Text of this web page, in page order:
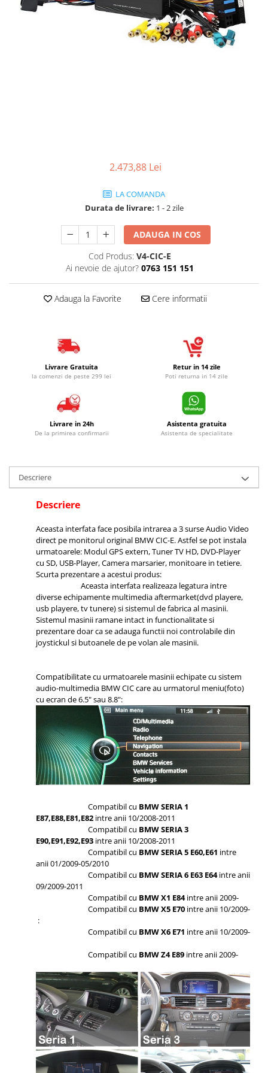
Rame adaptoare
2.473,88 Lei
LA COMANDA
Durata de livrare: 1 - 2 zile
ADAUGA IN COS
Cod Produs: V4-CIC-E
Ai nevoie de ajutor? 0763 151 151
Adauga la Favorite Cere informatii
Livrare Gratuita
la comenzi de peste 299 lei
Retur in 14 zile
Poti returna in 14 zile
Livrare in 24h
De la primirea confirmarii
Asistenta gratuita
Asistenta de specialitate
Descriere
Descriere
Aceasta interfata face posibila intrarea a 3 surse Audio Video
direct pe monitorul original BMW CIC-E. Astfel se pot instala
urmatoarele: Modul GPS extern, Tuner TV HD, DVD-Player
cu SD, USB-Player, Camera marsarier, monitoare in tetiere.
Scurta prezentare a acestui produs:
Aceasta interfata realizeaza legatura intre
diverse echipamente multimedia aftermarket(dvd playere,
usb playere, tv tunere) si sistemul de fabrica al masinii.
Sistemul masinii ramane intact in functionalitate si
prezentare doar ca se adauga functii noi controlabile din
joystickul si butoanele de pe volan ale masinii.
Compatibilitate cu urmatoarele masinii echipate cu sistem
audio-multimedia BMW CIC care au urmatorul meniu(foto)
cu ecran de 6.5" sau 8.8":
Compatibil cu BMW SERIA 1
E87,E88,E81,E82 intre anii 10/2008-2011
Compatibil cu BMW SERIA 3
E90,E91,E92,E93 intre anii 10/2008-2011
Compatibil cu BMW SERIA 5 E60,E61 intre
anii 01/2009-05/2010
Compatibil cu BMW SERIA 6 E63 E64intre anii
09/2009-2011
Compatibil cu BMW X1 E84intre anii 2009-
Compatibil cu BMW X5 E70 intre anii 10/2009-
:
Compatibil cu BMW X6 E71 intre anii 10/2009-
Compatibil cu BMW Z4 E89 intre anii 2009-